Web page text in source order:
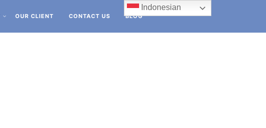
OUR CLIENT CONTACT US BLOG
Indonesian